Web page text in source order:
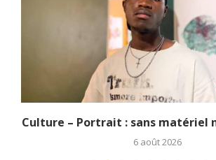
Culture – Portrait : sans matériel
6 août 2026